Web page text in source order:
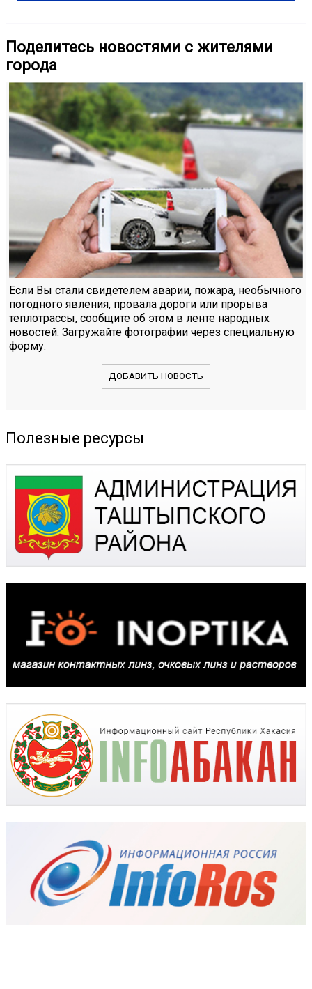
Поделитесь новостями с жителями
города
Если Вы стали свидетелем аварии, пожара, необычного
погодного явления, провала дороги или прорыва
теплотрассы, сообщите об этом в ленте народных
новостей. Загружайте фотографии через специальную
форму.
ДОБАВИТЬ НОВОСТЬ
Полезные ресурсы